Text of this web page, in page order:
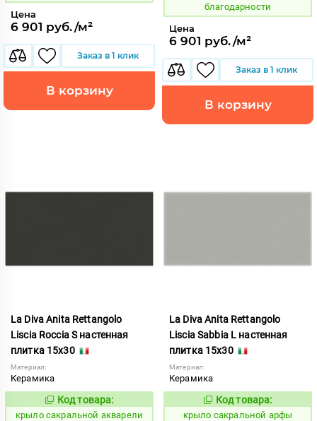
Цена
6 901 руб./м²
Заказ в 1 клик
В корзину
благодарности
Цена
6 901 руб./м²
Заказ в 1 клик
В корзину
La Diva Anita Rettangolo
Liscia Roccia S настенная
плитка 15x30
Материал:
Керамика
838125
Код товара:
крыло сакральной акварели
La Diva Anita Rettangolo
Liscia Sabbia L настенная
плитка 15x30
Материал:
Керамика
838126
Код товара:
крыло сакральной арфы